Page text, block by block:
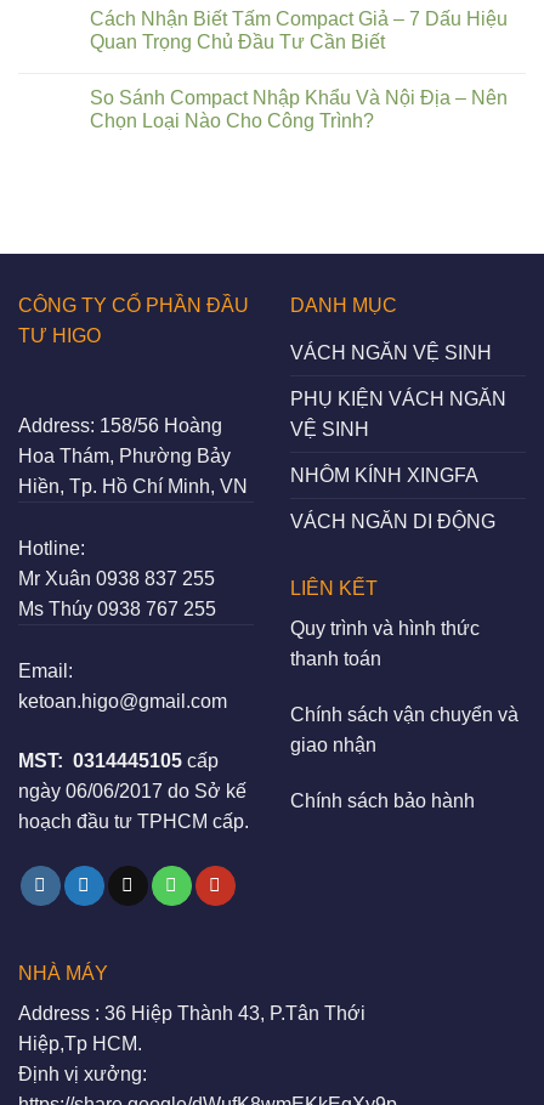
Cách Nhận Biết Tấm Compact Giả – 7 Dấu Hiệu
Quan Trọng Chủ Đầu Tư Cần Biết
So Sánh Compact Nhập Khẩu Và Nội Địa – Nên
Chọn Loại Nào Cho Công Trình?
CÔNG TY CỔ PHẦN ĐẦU
TƯ HIGO
Address: 158/56 Hoàng
Hoa Thám, Phường Bảy
Hiền, Tp. Hồ Chí Minh, VN
Hotline:
Mr Xuân 0938 837 255
Ms Thúy 0938 767 255
Email:
ketoan.higo@gmail.com
MST: 0314445105 cấp
ngày 06/06/2017 do Sở kế
hoạch đầu tư TPHCM cấp.
DANH MỤC
VÁCH NGĂN VỆ SINH
PHỤ KIỆN VÁCH NGĂN
VỆ SINH
NHÔM KÍNH XINGFA
VÁCH NGĂN DI ĐỘNG
LIÊN KẾT
Quy trình và hình thức
thanh toán
Chính sách vận chuyển và
giao nhận
Chính sách bảo hành
NHÀ MÁY
Address : 36 Hiệp Thành 43, P.Tân Thới
Hiệp,Tp HCM.
Định vị xưởng: